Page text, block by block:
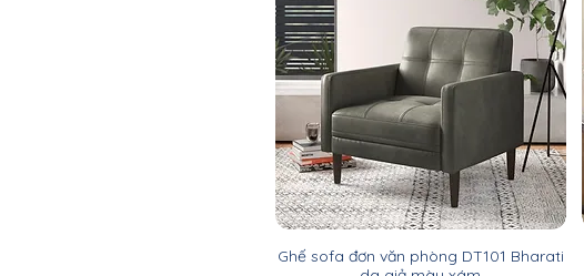
Ghế sofa đơn văn phòng DT101 Bharati